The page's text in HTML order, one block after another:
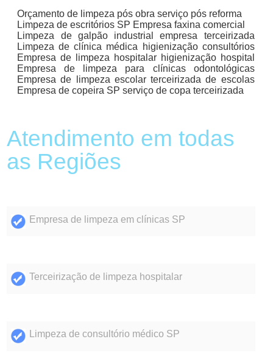
Orçamento de limpeza pós obra serviço pós reforma
Limpeza de escritórios SP Empresa faxina comercial
Limpeza de galpão industrial empresa terceirizada
Limpeza de clínica médica higienização consultórios
Empresa de limpeza hospitalar higienização hospital
Empresa de limpeza para clínicas odontológicas
Empresa de limpeza escolar terceirizada de escolas
Empresa de copeira SP serviço de copa terceirizada
Atendimento em todas
as Regiões
Empresa de limpeza em clínicas SP
Terceirização de limpeza hospitalar
Limpeza de consultório médico SP